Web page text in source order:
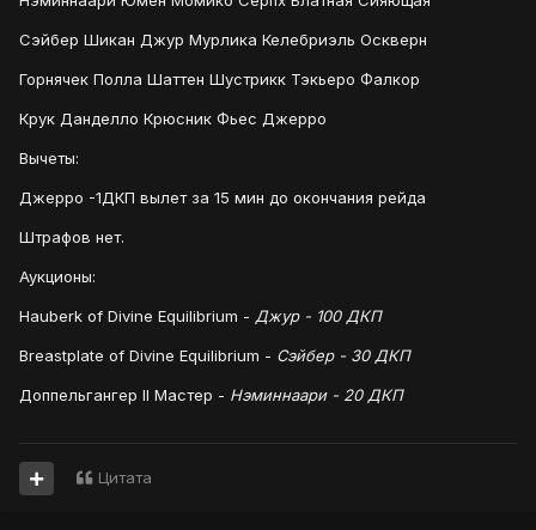
Сэйбер Шикан Джур Мурлика Келебриэль Оскверн
Горнячек Полла Шаттен Шустрикк Тэкьеро Фалкор
Крук Данделло Крюсник Фьес Джерро
Вычеты:
Джерро -1ДКП вылет за 15 мин до окончания рейда
Штрафов нет.
Аукционы:
Hauberk of Divine Equilibrium - Джур - 100 ДКП
Breastplate of Divine Equilibrium - Сэйбер - 30 ДКП
Доппельгангер II Мастер - Нэминнаари - 20 ДКП
Цитата